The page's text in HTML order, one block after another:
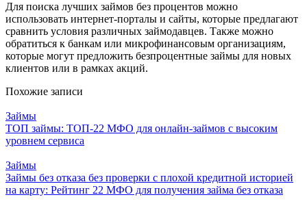
Для поиска лучших займов без процентов можно
использовать интернет-порталы и сайты, которые предлагают
сравнить условия различных займодавцев. Также можно
обратиться к банкам или микрофинансовым организациям,
которые могут предложить безпроцентные займы для новых
клиентов или в рамках акций.
Похожие записи
Займы
ТОП займы: ТОП-22 МФО для онлайн-займов с высоким
уровнем сервиса
Займы
Займы без отказа без проверки с плохой кредитной историей
на карту: Рейтинг 22 МФО для получения займа без отказа